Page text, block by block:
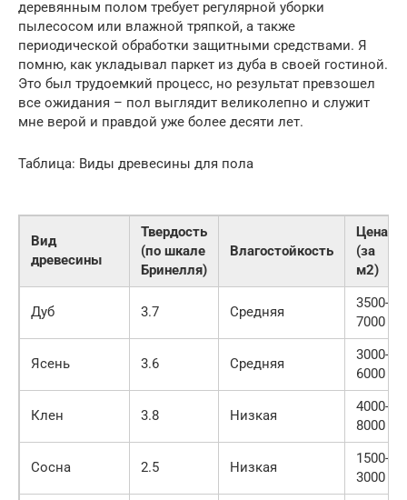
деревянным полом требует регулярной уборки
пылесосом или влажной тряпкой, а также
периодической обработки защитными средствами. Я
помню, как укладывал паркет из дуба в своей гостиной.
Это был трудоемкий процесс, но результат превзошел
все ожидания – пол выглядит великолепно и служит
мне верой и правдой уже более десяти лет.
Таблица: Виды древесины для пола
Вид
древесины
Твердость
(по шкале
Бринелля)
Влагостойкость
Цена
(за
м2)
Дуб 3.7 Средняя
3500-
7000
Ясень 3.6 Средняя
3000-
6000
Клен 3.8 Низкая
4000-
8000
Сосна 2.5 Низкая
1500-
3000